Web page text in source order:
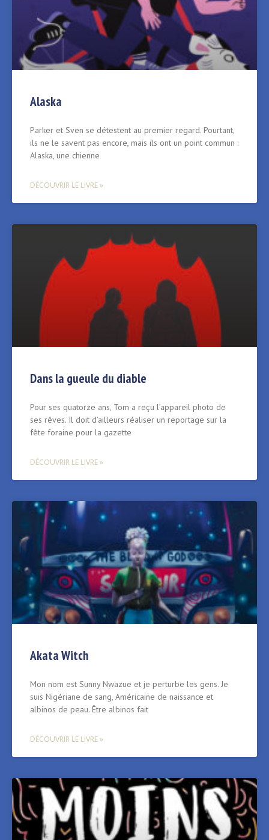
Alaska
Parker et Sven se détestent au premier regard. Pourtant,
ils ne le savent pas encore, mais ils ont un point commun :
Alaska, une chienne
DÉCOUVRIR LE LIVRE »
Dans la gueule du diable
Pour ses quatorze ans‚ Tom a reçu l’appareil photo de
ses rêves. Il doit d’ailleurs réaliser un reportage sur la
fête foraine pour la gazette
DÉCOUVRIR LE LIVRE »
Akata Witch
Mon nom est Sunny Nwazue et je perturbe les gens. Je
suis Nigériane de sang, Américaine de naissance et
albinos de peau. Être albinos fait
DÉCOUVRIR LE LIVRE »